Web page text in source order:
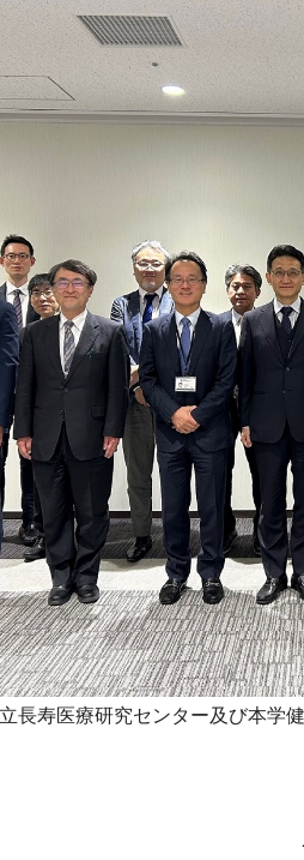
長寿医療研究センター及び本学